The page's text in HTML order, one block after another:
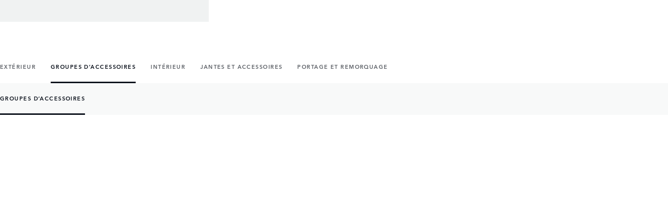
EXTÉRIEUR GROUPES D’ACCESSOIRES INTÉRIEUR JANTES ET ACCESSOIRES PORTAGE ET REMORQUAGE
GROUPES D’ACCESSOIRES